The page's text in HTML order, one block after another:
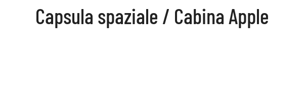
Capsula spaziale / Cabina Apple